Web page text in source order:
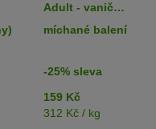
Adult - vaničky
6 x 85 g
míchané balení
-25% sleva
159 Kč
312 Kč / kg